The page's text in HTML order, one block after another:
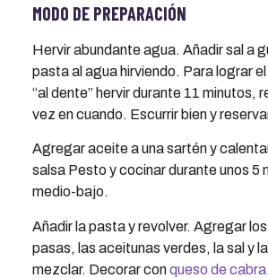
MODO DE PREPARACIÓN
Hervir abundante agua. Añadir sal a
pasta al agua hirviendo. Para lograr
“al dente” hervir durante 11 minutos,
vez en cuando. Escurrir bien y
Agregar aceite a una sartén y
salsa Pesto y cocinar durante unos 5
medio-bajo.
Añadir la pasta y revolver. Agregar
pasas, las aceitunas verdes, la sal y
mezclar. Decorar conqueso de cabra